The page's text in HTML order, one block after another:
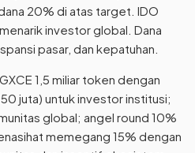
20% di atas target. IDO
investor global. Dana
pasar, dan kepatuhan.
1,5 miliar token dengan
juta) untuk investor institusi;
global; angel round 10%
memegang 15% dengan